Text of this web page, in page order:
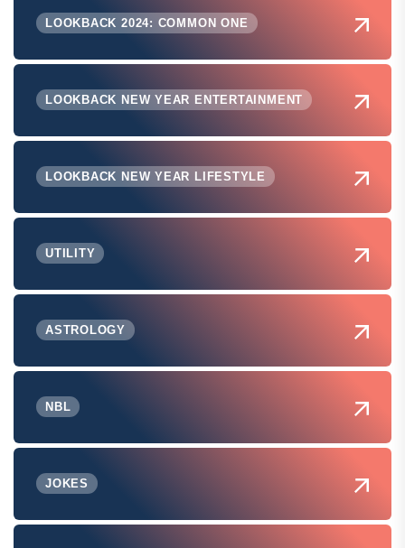
LOOKBACK 2024: COMMON ONE
LOOKBACK NEW YEAR ENTERTAINMENT
LOOKBACK NEW YEAR LIFESTYLE
UTILITY
ASTROLOGY
NBL
JOKES